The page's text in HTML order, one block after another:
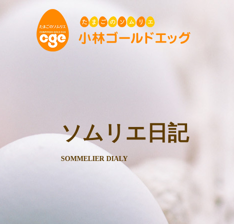
ソムリエ日記
SOMMELIER DIALY